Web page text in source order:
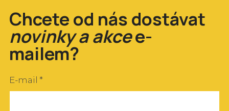
Chcete od nás dostávat
novinky a akcee-
mailem?
E-mail *